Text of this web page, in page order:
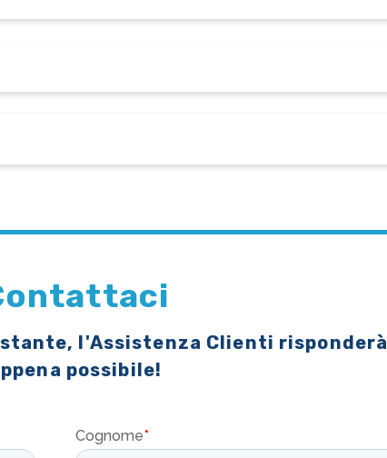
l'Assistenza Clienti risponderà
possibile!